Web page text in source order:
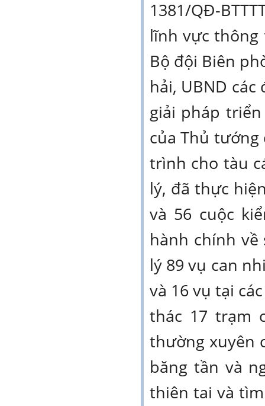
1381/QĐ-
lĩnh vực thông
Bộ đội Biên
hải, UBND
giải pháp triển
của Thủ
trình cho tàu
lý, đã thực
và 56 cuộc
hành chính
lý 89 vụ can
và 16 vụ tại
thác 17 trạm
thường xuyên
băng tần và
thiên tai và